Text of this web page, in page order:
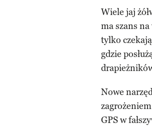
Wiele jaj
ma szans
tylko
gdzie
Nowe
GPS w